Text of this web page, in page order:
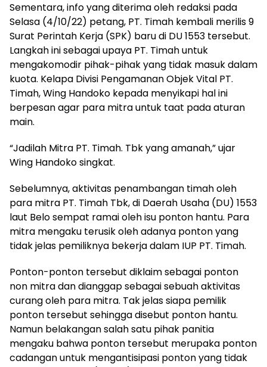
Sementara, info yang diterima oleh redaksi pada
Selasa (4/10/22) petang, PT. Timah kembali merilis 9
Surat Perintah Kerja (SPK) baru di DU 1553 tersebut.
Langkah ini sebagai upaya PT. Timah untuk
mengakomodir pihak-pihak yang tidak masuk dalam
kuota. Kelapa Divisi Pengamanan Objek Vital PT.
Timah, Wing Handoko kepada menyikapi hal ini
berpesan agar para mitra untuk taat pada aturan
main.
“Jadilah Mitra PT. Timah. Tbk yang amanah,” ujar
Wing Handoko singkat.
Sebelumnya, aktivitas penambangan timah oleh
para mitra PT. Timah Tbk, di Daerah Usaha (DU) 1553
laut Belo sempat ramai oleh isu ponton hantu. Para
mitra mengaku terusik oleh adanya ponton yang
tidak jelas pemiliknya bekerja dalam IUP PT. Timah.
Ponton-ponton tersebut diklaim sebagai ponton
non mitra dan dianggap sebagai sebuah aktivitas
curang oleh para mitra. Tak jelas siapa pemilik
ponton tersebut sehingga disebut ponton hantu.
Namun belakangan salah satu pihak panitia
mengaku bahwa ponton tersebut merupaka ponton
cadangan untuk mengantisipasi ponton yang tidak